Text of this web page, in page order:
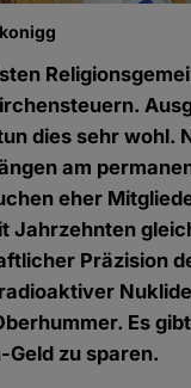
dies sehr wohl.
am
eher
Jahrzehnten
Präzision
Es
zu sparen.